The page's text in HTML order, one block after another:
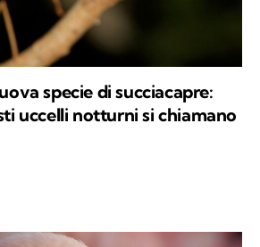
specie di succiacapre:
uccelli notturni si chiamano